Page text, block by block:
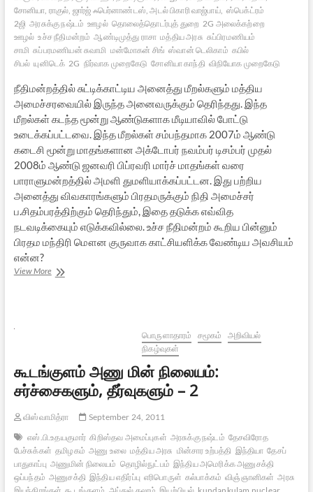
சோனியா, ராகுல், ஜார்ஜ் ஃபெர்னாண்டஸ், அடல் பிகாரி வாஜ்பாய், ஸ்பெக்ட்ரம்
2ஜி அரசுக்கு நஷ்டம் ஊழல் தொலைத்தொடர்புத் துறை 2G அலைக்கற்றை
ஊழல் உச்ச நீதிமன்றம் ஆண்டிமுத்து ராசா மத்திய அரசு சுப்பிரமணியம்
சாமி சுப்பரமணியன் சுவாமி மன்மோகன் சிங் ஸ்வான் டெலிகாம் கபில்
சிபல் யுனிடெக் 2G நிர்வாக முறைகேடு சோனியா காந்தி விநியோக முறைகேடு
நீதிமன்றத்தில் சுட்டிக்காட்டிய அனைத்து மீறல்களும் மத்திய
அமைச்சரவையில் இருந்த அனைவருக்கும் தெரிந்தது. இந்த
மீறல்கள் கடந்த மூன்று ஆண்டுகளாக மீடியாவில் போட்டு
உடைக்கப்பட்டவை. இந்த மீறல்கள் சம்பந்தமாக 2007ம் ஆண்டு
கடைசி மூன்று மாதங்களான அக்டோபர் நவம்பர் டிசம்பர் முதல்
2008ம் ஆண்டு ஜனவரி பிப்ரவரி மார்ச் மாதங்கள் வரை
பாராளுமன்றத்தில் அமளி துமளியாக்கப்பட்டன. இது பற்றிய
அனைத்து விவகாரங்களும் பிரதமருக்கும் நிதி அமைச்சர்
ப.சிதம்பரத்திற்கும் தெரிந்தும், இதை தடுக்க எவ்வித
நடவடிக்கையும் எடுக்கவில்லை. உச்ச நீதிமன்றம் கூறிய பின்னும்
பிரதம மந்திரி மௌன குருவாக காட்சியளிக்க வேண்டிய அவசியம்
என்ன?
View More2ஜி
பிரதமர்?
பொருளாதாரம் சமூகம்
அறிவியல்
நிகழ்வுகள்
கூடங்குளம் அணு மின் நிலையம்:
சர்ச்சைகளும், தீர்வுகளும் – 2
விஸ்வாமித்ரா
September 24, 2011
எஸ்.பி.உதயகுமார் கிறிஸ்தவ அமைப்புகள் அரசுக்கு நஷ்டம் தேசவிரோத
பேச்சுக்கள் தமிழகம் அணு உலை மத்திய அரசு மின்சார உற்பத்தி இந்தியா தேசப்
பாதுகாப்பு அணுமின் நிலையம் தொழில்நுட்பம் இந்திய அமெரிக்க அணுசக்தி
ஒப்பந்தம் அணுசக்தி இந்திய எதிர்ப்பு எரிபொருள் கல்பாக்கம் விஞ்ஞானிகள் அரசு